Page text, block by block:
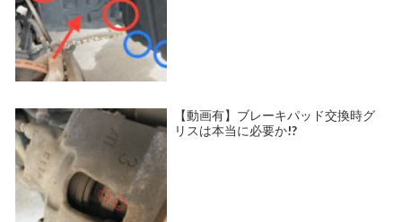
【動画有】ブレーキパッド交換時グ
リスは本当に必要か!?